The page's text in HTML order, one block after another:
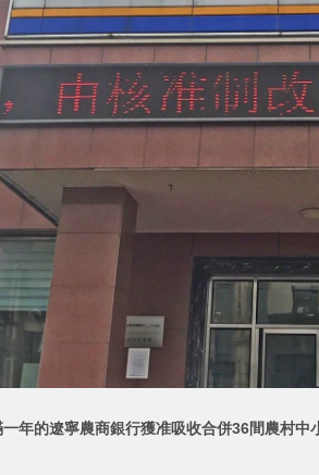
一年的遼寧農商銀行獲准吸收合併36間農村中